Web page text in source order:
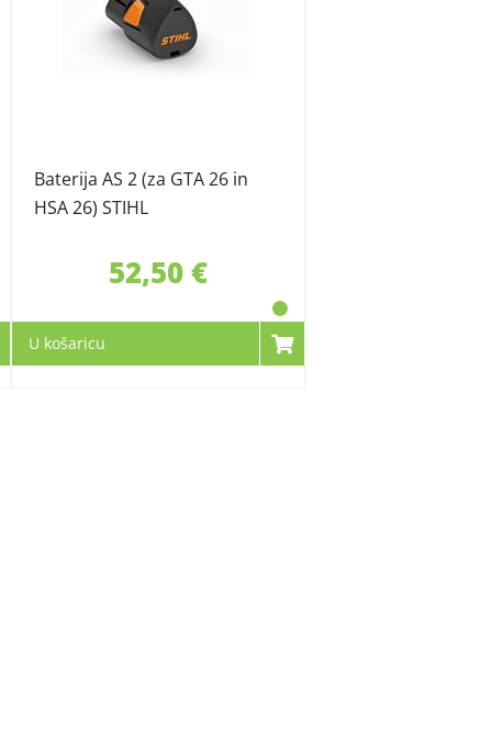
Baterija AS 2 (za GTA 26 in
HSA 26) STIHL
52,50 €
U košaricu